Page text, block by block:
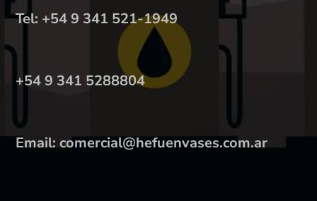
Tel: +54 9 341 521-1949
+54 9 341 5288804
Email: comercial@hefuenvases.com.ar